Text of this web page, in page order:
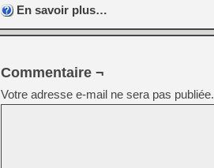
En savoir plus…
Commentaire ¬
Votre adresse e-mail ne sera pas publiée.